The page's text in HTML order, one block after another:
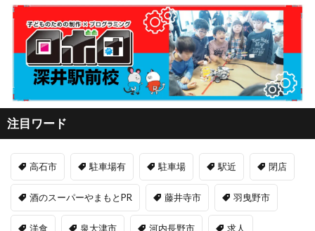
注目ワード
高石市 駐車場有 駐車場 駅近 閉店
酒のスーパーやまもとPR 藤井寺市 羽曳野市
洋食 泉大津市 河内長野市 求人